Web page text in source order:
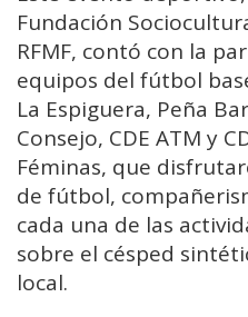
Fundación
RFMF, contó con la
equipos del fútbol
La Espiguera, Peña
Consejo, CDE ATM y
Féminas, que
de fútbol,
cada una de las
sobre el césped
local.